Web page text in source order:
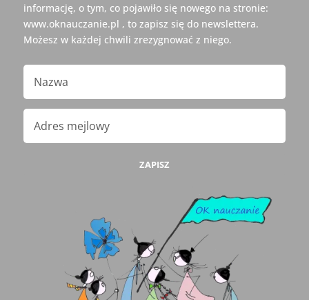
informację, o tym, co pojawiło się nowego na stronie:
www.oknauczanie.pl , to zapisz się do newslettera.
Możesz w każdej chwili zrezygnować z niego.
ZAPISZ